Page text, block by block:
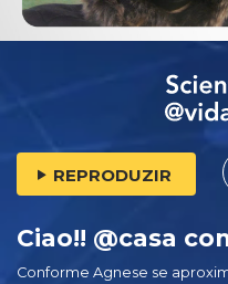
REPRODUZIR
Ciao!! @casa
Conforme Agnese se